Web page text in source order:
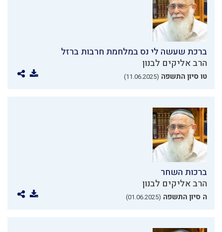
ברכת שעשה לי נס במלחמת חרבות ברזל
הרב אליקים לבנון
טו סיון התשפה (11.06.2025)
ברכות השחר
הרב אליקים לבנון
ה סיון התשפה (01.06.2025)